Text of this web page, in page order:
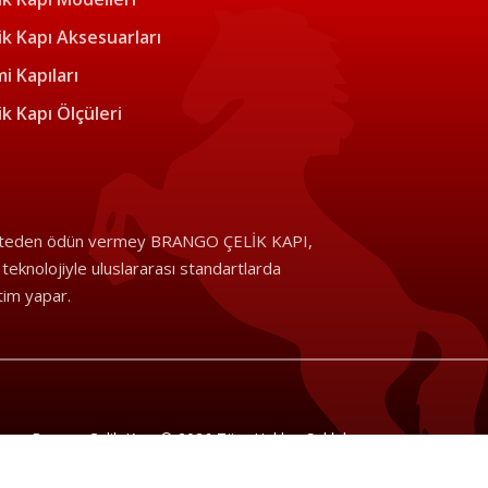
Kapı Aksesuarları
Kapıları
Kapı Ölçüleri
ödün vermey BRANGO ÇELİK KAPI,
uluslararası standartlarda
yapar.
Brango Çelik Kapı © 2026 Tüm Hakları Saklıdır